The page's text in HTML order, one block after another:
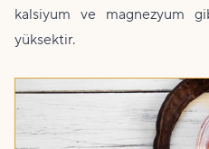
kalsiyum ve magnezyum
yüksektir.